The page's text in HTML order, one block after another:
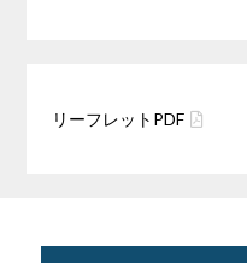
リーフレット PDF